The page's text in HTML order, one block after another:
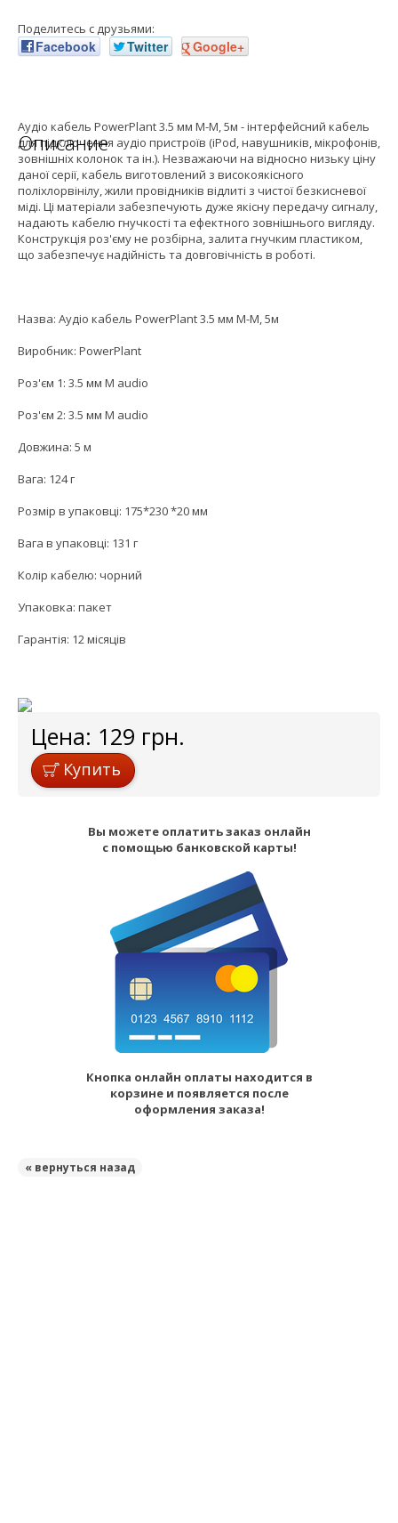
Поделитесь с друзьями:
Facebook Twitter Google+
Описание
Аудіо кабель PowerPlant 3.5 мм M-M, 5м - інтерфейсний кабель
для підключення аудіо пристроїв (iPod, навушників, мікрофонів,
зовнішніх колонок та ін.). Незважаючи на відносно низьку ціну
даної серії, кабель виготовлений з високоякісного
поліхлорвінілу, жили провідників відлиті з чистої безкисневої
міді. Ці матеріали забезпечують дуже якісну передачу сигналу,
надають кабелю гнучкості та ефектного зовнішнього вигляду.
Конструкція роз'єму не розбірна, залита гнучким пластиком,
що забезпечує надійність та довговічність в роботі.
Назва: Аудіо кабель PowerPlant 3.5 мм M-M, 5м
Виробник: PowerPlant
Роз'єм 1: 3.5 мм M audio
Роз'єм 2: 3.5 мм M audio
Довжина: 5 м
Вага: 124 г
Розмір в упаковці: 175*230 *20 мм
Вага в упаковці: 131 г
Колір кабелю: чорний
Упаковка: пакет
Гарантія: 12 місяців
Цена: 129 грн.
Купить
Вы можете оплатить заказ онлайн
с помощью банковской карты!
Кнопка онлайн оплаты находится в
корзине и появляется после
оформления заказа!
« вернуться назад